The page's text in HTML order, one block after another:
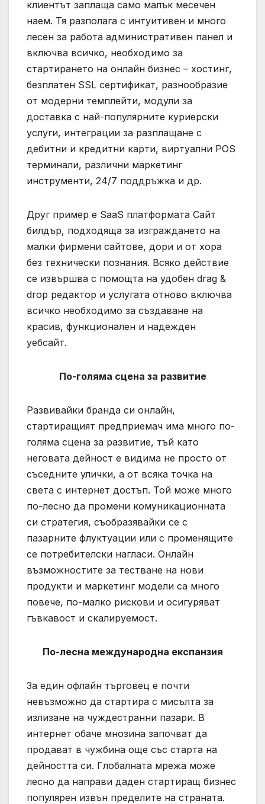
клиентът заплаща само малък месечен
наем. Тя разполага с интуитивен и много
лесен за работа административен панел и
включва всичко, необходимо за
стартирането на онлайн бизнес – хостинг,
безплатен SSL сертификат, разнообразие
от модерни темплейти, модули за
доставка с най-популярните куриерски
услуги, интеграции за разплащане с
дебитни и кредитни карти, виртуални POS
терминали, различни маркетинг
инструменти, 24/7 поддръжка и др.
Друг пример е SaaS платформата Сайт
билдър, подходяща за изграждането на
малки фирмени сайтове, дори и от хора
без технически познания. Всяко действие
се извършва с помощта на удобен drag &
drop редактор и услугата отново включва
всичко необходимо за създаване на
красив, функционален и надежден
уебсайт.
По-голяма сцена за развитие
Развивайки бранда си онлайн,
стартиращият предприемач има много по-
голяма сцена за развитие, тъй като
неговата дейност е видима не просто от
съседните улички, а от всяка точка на
света с интернет достъп. Той може много
по-лесно да промени комуникационната
си стратегия, съобразявайки се с
пазарните флуктуации или с променящите
се потребителски нагласи. Онлайн
възможностите за тестване на нови
продукти и маркетинг модели са много
повече, по-малко рискови и осигуряват
гъвкавост и скалируемост.
По-лесна международна експанзия
За един офлайн търговец е почти
невъзможно да стартира с мисълта за
излизане на чуждестранни пазари. В
интернет обаче мнозина започват да
продават в чужбина още със старта на
дейността си. Глобалната мрежа може
лесно да направи даден стартиращ бизнес
популярен извън пределите на страната.